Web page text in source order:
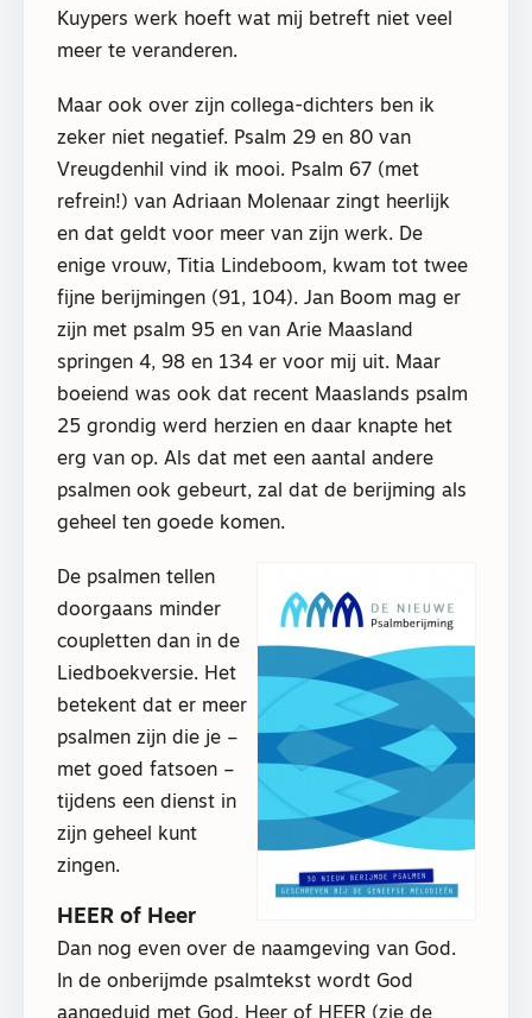
Kuypers werk hoeft wat mij betreft niet veel
meer te veranderen.
Maar ook over zijn collega-dichters ben ik
zeker niet negatief. Psalm 29 en 80 van
Vreugdenhil vind ik mooi. Psalm 67 (met
refrein!) van Adriaan Molenaar zingt heerlijk
en dat geldt voor meer van zijn werk. De
enige vrouw, Titia Lindeboom, kwam tot twee
fijne berijmingen (91, 104). Jan Boom mag er
zijn met psalm 95 en van Arie Maasland
springen 4, 98 en 134 er voor mij uit. Maar
boeiend was ook dat recent Maaslands psalm
25 grondig werd herzien en daar knapte het
erg van op. Als dat met een aantal andere
psalmen ook gebeurt, zal dat de berijming als
geheel ten goede komen.
De psalmen tellen
doorgaans minder
coupletten dan in de
Liedboekversie. Het
betekent dat er meer
psalmen zijn die je –
met goed fatsoen –
tijdens een dienst in
zijn geheel kunt
zingen.
HEER of Heer
Dan nog even over de naamgeving van God.
In de onberijmde psalmtekst wordt God